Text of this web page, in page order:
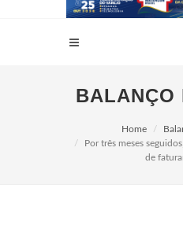
BALANÇO
Home
Por três meses
de